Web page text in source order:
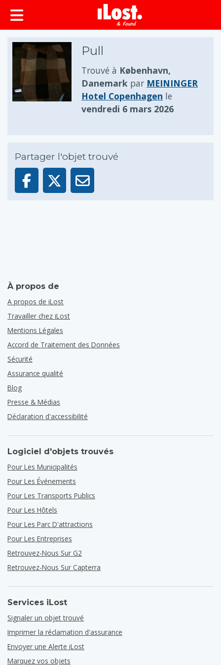
principal
Pull
Trouvé à København,
Danemark par MEININGER
Hotel Copenhagen le
vendredi 6 mars 2026
Partager l'objet trouvé
À propos de
A propos de iLost
Travailler chez iLost
Mentions Légales
Accord de Traitement des Données
Sécurité
Assurance qualité
Blog
Presse & Médias
Déclaration d'accessibilité
Logiciel d'objets trouvés
Pour Les Municipalités
Pour Les Événements
Pour Les Transports Publics
Pour Les Hôtels
Pour Les Parc D'attractions
Pour Les Entreprises
Retrouvez-Nous Sur G2
Retrouvez-Nous Sur Capterra
Services iLost
Signaler un objet trouvé
Imprimer la réclamation d'assurance
Envoyer une Alerte iLost
Marquez vos objets